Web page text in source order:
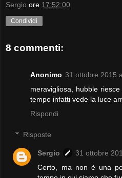
Sergio ore 17:52:00
Condividi
8 commenti:
Anonimo 31 ottobre 2015
meravigliosa, hubble
tempo infatti vede la luce
Rispondi
Risposte
Sergio
31 ottobre
Certo, ma non è una